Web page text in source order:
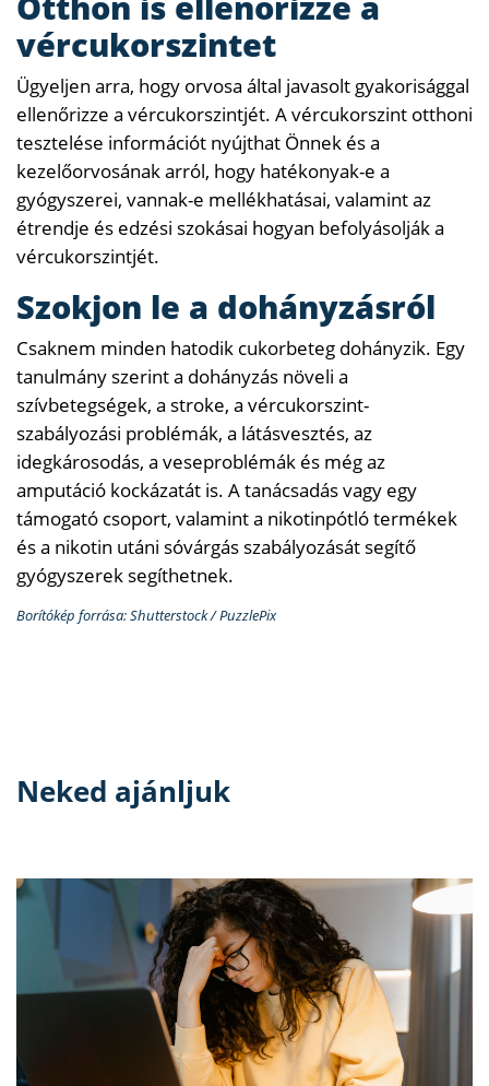
vércukorszintet
Ügyeljen arra, hogy orvosa által javasolt gyakorisággal
ellenőrizze a vércukorszintjét. A vércukorszint otthoni
tesztelése információt nyújthat Önnek és a
kezelőorvosának arról, hogy hatékonyak-e a
gyógyszerei, vannak-e mellékhatásai, valamint az
étrendje és edzési szokásai hogyan befolyásolják a
vércukorszintjét.
Szokjon le a dohányzásról
Csaknem minden hatodik cukorbeteg dohányzik. Egy
tanulmány szerint a dohányzás növeli a
szívbetegségek, a stroke, a vércukorszint-
szabályozási problémák, a látásvesztés, az
idegkárosodás, a veseproblémák és még az
amputáció kockázatát is. A tanácsadás vagy egy
támogató csoport, valamint a nikotinpótló termékek
és a nikotin utáni sóvárgás szabályozását segítő
gyógyszerek segíthetnek.
Borítókép forrása: Shutterstock / PuzzlePix
Neked ajánljuk